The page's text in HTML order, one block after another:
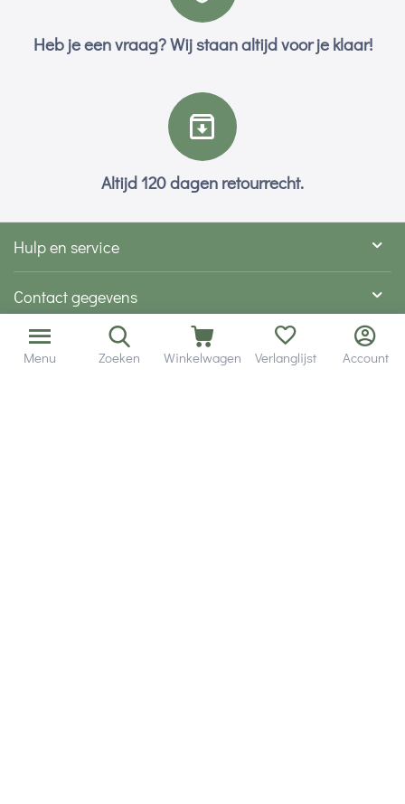
Heb je een vraag? Wij staan altijd voor je klaar!
Altijd 120 dagen retourrecht.
Hulp en service
Contact gegevens
Hobby Gigant
Menu Zoeken Winkelwagen Verlanglijst Account